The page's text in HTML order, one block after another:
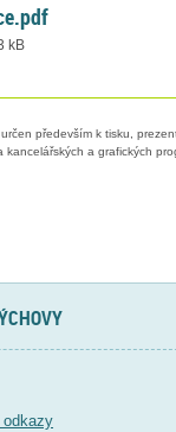
kB
především k tisku,
kancelářských a grafických
odkazy